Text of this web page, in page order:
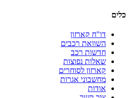
כלים
דו"ח קארזון
השוואת רכבים
חדשות רכב
שאלות נפוצות
קארזון לסוחרים
מחשבוני אגרות
אודות